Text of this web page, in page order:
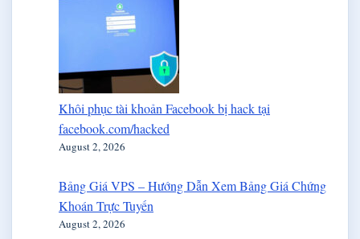
Khôi phục tài khoản Facebook bị hack tại
facebook.com/hacked
August 2, 2026
Bảng Giá VPS – Hướng Dẫn Xem Bảng Giá Chứng
Khoán Trực Tuyến
August 2, 2026